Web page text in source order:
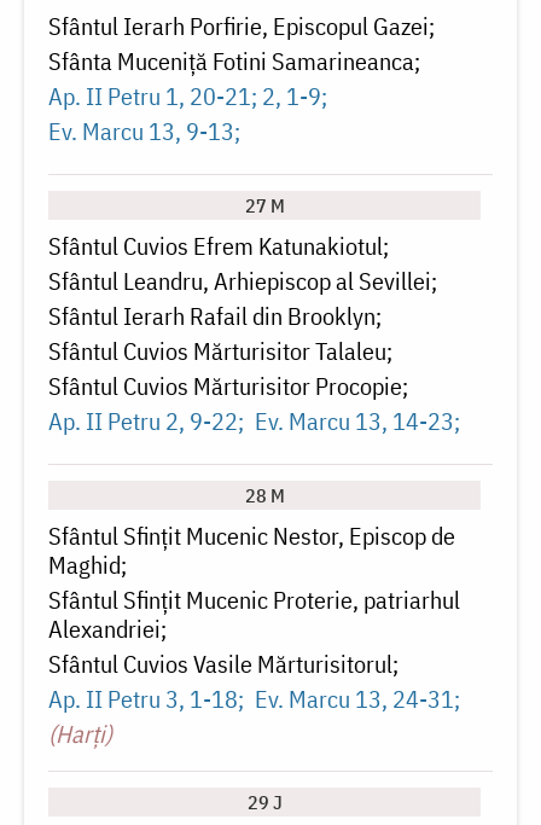
Sfântul Ierarh Porfirie, Episcopul Gazei
Sfânta Muceniță Fotini Samarineanca
Ap. II Petru 1, 20-21; 2, 1-9
Ev. Marcu 13, 9-13
27 M
Sfântul Cuvios Efrem Katunakiotul
Sfântul Leandru, Arhiepiscop al Sevillei
Sfântul Ierarh Rafail din Brooklyn
Sfântul Cuvios Mărturisitor Talaleu
Sfântul Cuvios Mărturisitor Procopie
Ap. II Petru 2, 9-22 Ev. Marcu 13, 14-23
28 M
Sfântul Sfințit Mucenic Nestor, Episcop de
Maghid
Sfântul Sfințit Mucenic Proterie, patriarhul
Alexandriei
Sfântul Cuvios Vasile Mărturisitorul
Ap. II Petru 3, 1-18 Ev. Marcu 13, 24-31
(Harți)
29 J